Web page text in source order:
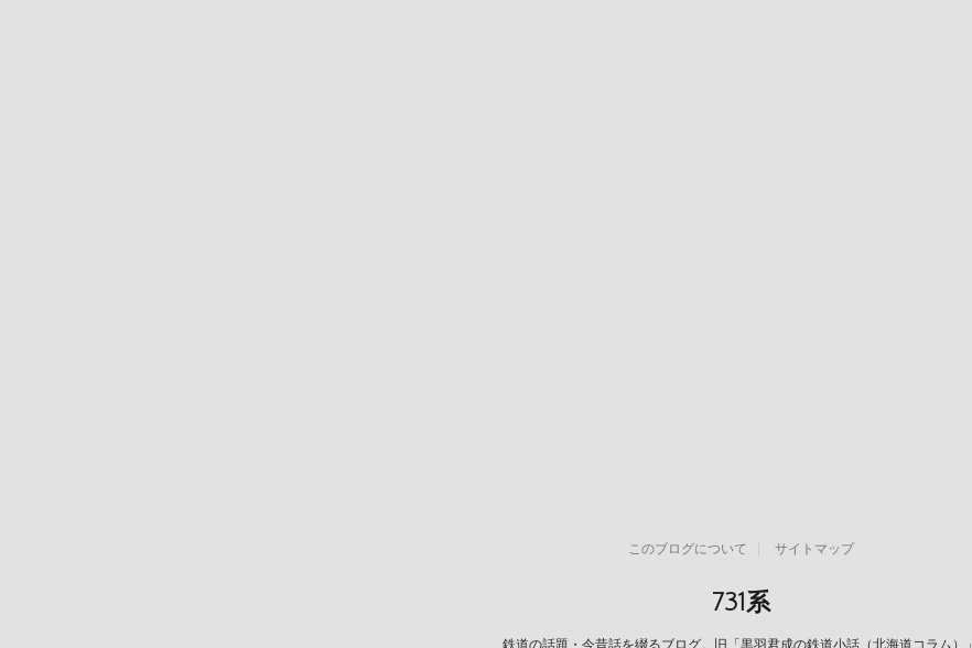
このブログについて サイトマップ
731系
鉄道の話題・今昔話を綴るブログ。旧「黒羽君成の鉄道小話（北海道コラム）」